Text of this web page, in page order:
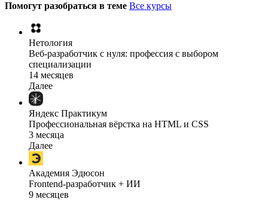
Помогут разобраться в теме Все курсы
Нетология
Веб-разработчик с нуля: профессия с выбором
специализации
14 месяцев
Далее
Яндекс Практикум
Профессиональная вёрстка на HTML и CSS
3 месяца
Далее
Академия Эдюсон
Frontend-разработчик + ИИ
9 месяцев